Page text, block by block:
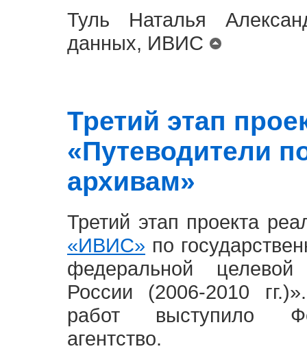
Туль Наталья
данных, ИВИС
Третий этап
«Путеводители
архивам»
Третий этап проекта
«ИВИС» по
федеральной
России (2006-2010
работ выступило
агентство.